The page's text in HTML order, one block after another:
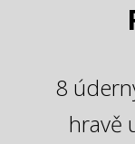
8
hravě